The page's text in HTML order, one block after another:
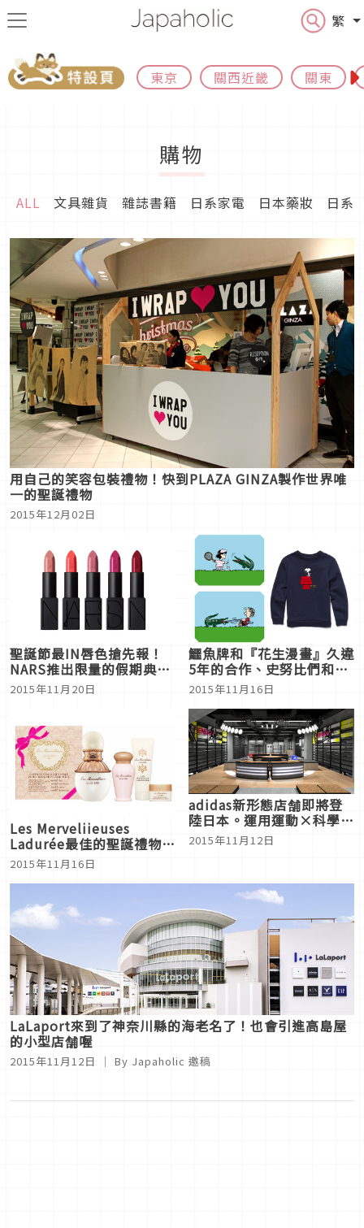
繁
東京 關西近畿 關東
購物
ALL 文具雜貨 雜誌書籍 日系家電 日本藥妝 日系
用自己的笑容包裝禮物！快到PLAZA GINZA製作世界唯
一的聖誕禮物
2015年12月02日
聖誕節最IN唇色搶先報！
NARS推出限量的假期典藏
款
2015年11月20日
鱷魚牌和『花生漫畫』久違
5年的合作、史努比們和鱷
魚將爆走!
2015年11月16日
Les Merveliieuses
Ladurée最佳的聖誕禮物，
甜美如同珍珠般的肌膚
【Today's item】
2015年11月16日
adidas新形態店舗即將登
陸日本。運用運動×科學技
術體驗高度臨場感
2015年11月12日
LaLaport來到了神奈川縣的海老名了！也會引進高島屋
的小型店舗喔
2015年11月12日 ｜ By Japaholic 邀稿